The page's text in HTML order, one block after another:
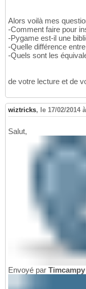
Alors voilà mes
-Comment faire pour
-Pygame est-il une
-Quelle différence
-Quels sont les
de votre lecture et de
wiztricks, le 17/02/2014
Salut,
Envoyé par Timcampy